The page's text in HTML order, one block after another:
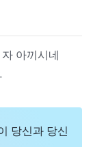
아끼시네
당신과 당신